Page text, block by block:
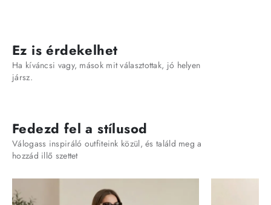
Ez is érdekelhet
Ha kíváncsi vagy, mások mit választottak, jó helyen
jársz.
Fedezd fel a stílusod
Válogass inspiráló outfiteink közül, és találd meg a
hozzád illő szettet